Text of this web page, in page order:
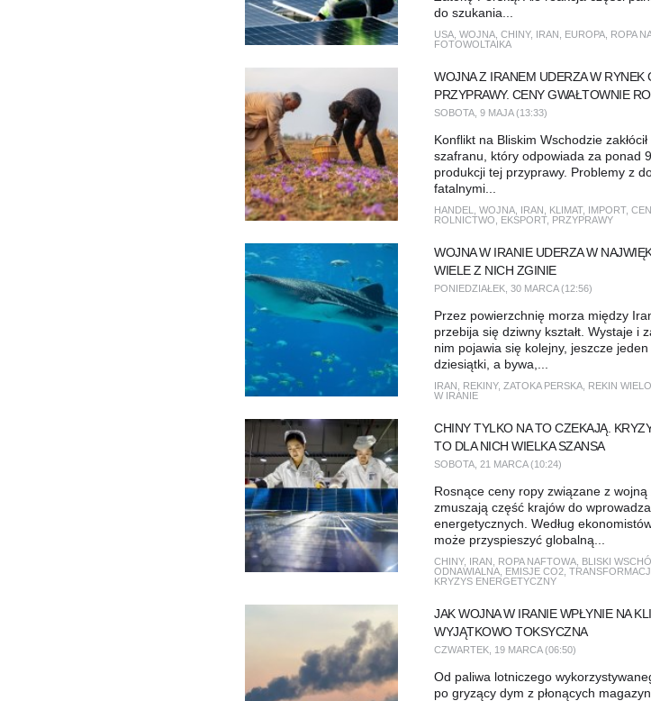
do szukania...
USA WOJNA CHINY, IRAN EUROPA ROPA
FOTOWOLTAIKA
WOJNA Z IRANEM UDERZA W RYNEK
PRZYPRAWY. CENY GWAŁTOWNIE
SOBOTA, 9 MAJA (13:33)
Konflikt na Bliskim Wschodzie
szafranu, który odpowiada za ponad
produkcji tej przyprawy. Problemy z
fatalnymi...
HANDEL WOJNA IRAN KLIMAT, IMPORT,
ROLNICTWO
EKSPORT, PRZYPRAWY
WOJNA W IRANIE UDERZA W
WIELE Z NICH ZGINIE
PONIEDZIAŁEK, 30 MARCA (12:56)
Przez powierzchnię morza między
przebija się dziwny kształt. Wystaje i
nim pojawia się kolejny, jeszcze
dziesiątki, a bywa,...
IRAN REKINY, ZATOKA PERSKA REKIN
W IRANIE
CHINY TYLKO NA TO CZEKAJĄ.
TO DLA NICH WIELKA SZANSA
SOBOTA, 21 MARCA (10:24)
Rosnące ceny ropy związane z
zmuszają część krajów do
energetycznych. Według
może przyspieszyć globalną...
CHINY, IRAN ROPA NAFTOWA BLISKI
ODNAWIALNA EMISJE CO2
KRYZYS ENERGETYCZNY
JAK WOJNA W IRANIE WPŁYNIE NA
WYJĄTKOWO TOKSYCZNA
CZWARTEK, 19 MARCA (06:50)
Od paliwa lotniczego
po gryzący dym z płonących